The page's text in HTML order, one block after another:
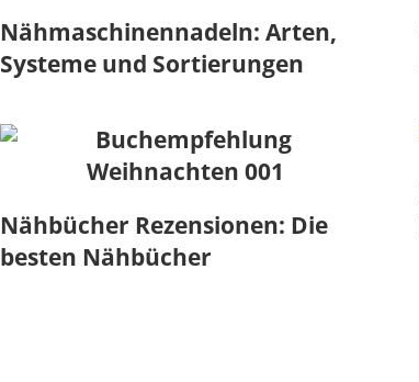
Nähmaschinennadeln: Arten,
Systeme und Sortierungen
Nähbücher Rezensionen: Die
besten Nähbücher